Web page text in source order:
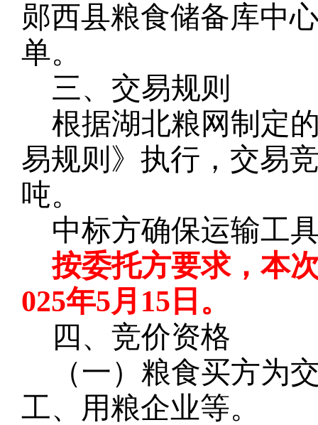
郧西县粮食储备库中
单。
三、交易规则
根据湖北粮网制定
易规则》执行，交易
吨。
中标方确保运输工
按委托方要求，本
025年5月15日。
四、竞价资格
（一）粮食买方为
工、用粮企业等。